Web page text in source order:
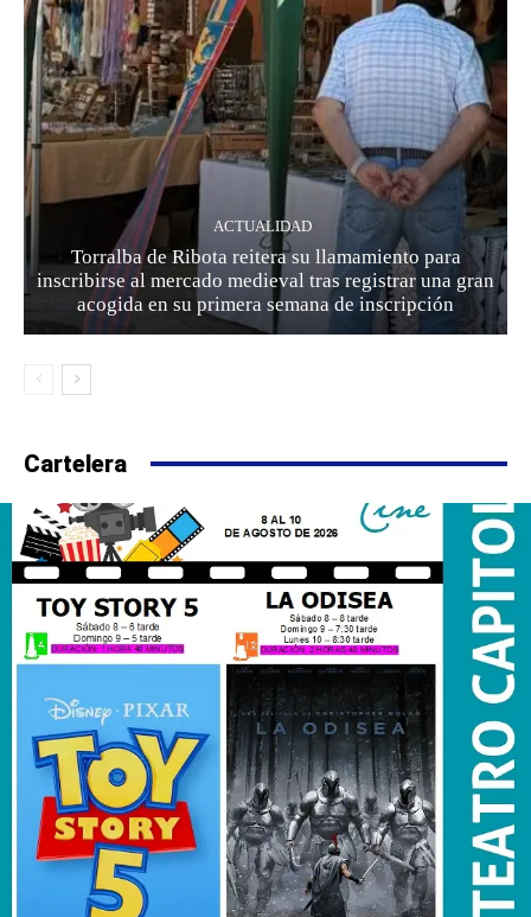
ACTUALIDAD
Torralba de Ribota reitera su llamamiento para
inscribirse al mercado medieval tras registrar una gran
acogida en su primera semana de inscripción
Cartelera